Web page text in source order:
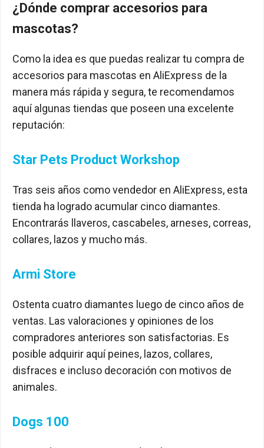
¿Dónde comprar accesorios para
mascotas?
Como la idea es que puedas realizar tu compra de
accesorios para mascotas en AliExpress de la
manera más rápida y segura, te recomendamos
aquí algunas tiendas que poseen una excelente
reputación:
Star Pets Product Workshop
Tras seis años como vendedor en AliExpress, esta
tienda ha logrado acumular cinco diamantes.
Encontrarás llaveros, cascabeles, arneses, correas,
collares, lazos y mucho más.
Armi Store
Ostenta cuatro diamantes luego de cinco años de
ventas. Las valoraciones y opiniones de los
compradores anteriores son satisfactorias. Es
posible adquirir aquí peines, lazos, collares,
disfraces e incluso decoración con motivos de
animales.
Dogs 100